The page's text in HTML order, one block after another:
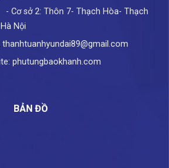
- Cơ sở 2: Thôn 7- Thạch Hòa- Thạch
Nội
thanhtuanhyundai89@gmail.com
phutungbaokhanh.com
BẢN ĐỒ